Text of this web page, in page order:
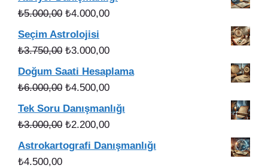
₺5.000,00 Orijinal
fiyat:
₺5.000,00.
₺4.000,00Şu
fiyat:
Seçim Astrolojisi
₺3.750,00 Orijinal
fiyat:
₺3.750,00.
₺3.000,00Şu
andaki
fiyat:
Doğum Saati Hesaplama
₺6.000,00 Orijinal
fiyat:
₺6.000,00.
₺4.500,00Şu
andaki
fiyat:
Tek Soru Danışmanlığı
₺3.000,00 Orijinal
fiyat:
₺2.200,00Şu
Astrokartografi Danışmanlığı
₺4.500,00